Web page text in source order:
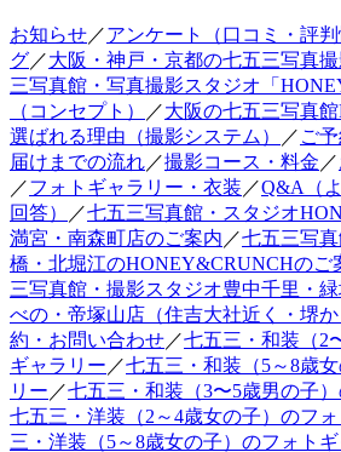
お知らせ／アンケート（口コミ・評判
グ／大阪・神戸・京都の七五三写真
三写真館・写真撮影スタジオ「
（コンセプト）
／大阪の七五三写真
選ばれる理由（撮影システム）
／ ご
届けまでの流れ／撮影コース・料金 ／
／フォトギャラリー・衣装 ／Q&A（
回答）
／七五三写真館・スタジオ
満宮・南森町店のご案内 ／七五三写
橋・北堀江のHONEY&CRUNCHのご
三写真館・撮影スタジオ豊中千里・
べの・帝塚山店（住吉大社近く・堺か
約・お問い合わせ／七五三・和装（2
ギャラリー ／七五三・和装（5～8歳
リー ／七五三・和装（3〜5歳男の子
七五三・洋装（2～4歳女の子）のフ
三・洋装（5～8歳女の子）のフォト